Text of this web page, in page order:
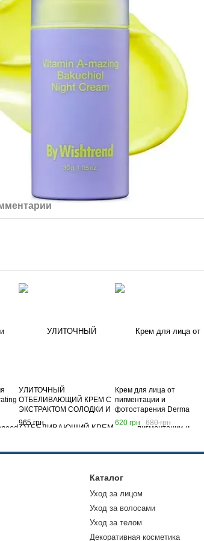
УЛИТОЧНЫЙ
ОТБЕЛИВАЮЩИЙ КРЕМ С
ЭКСТРАКТОМ СОЛОДКИ И
ГАМАМЕЛИСА,
НИАЦИНАМИДОМ,
965 грн
Крем для лица от
пигментации и
фотостарения Derma
Factory Tranexamic Acid 6%
Cream
620 грн 680 грн
Каталог
Уход за лицом
Уход за волосами
Уход за телом
Декоративная косметика